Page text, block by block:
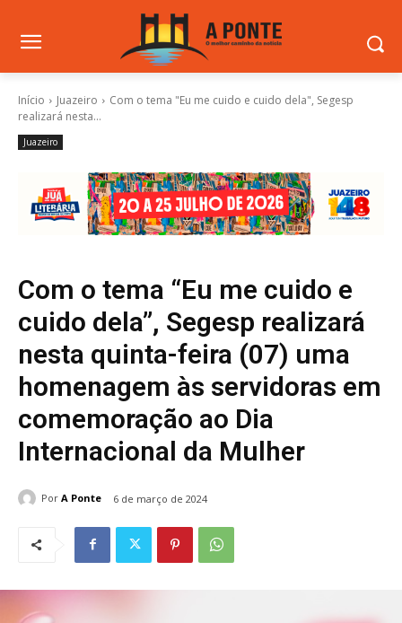
Início Juazeiro
Com o tema "Eu me cuido e cuido dela", Segesp
realizará nesta...
Juazeiro
Com o tema “Eu me cuido e
cuido dela”, Segesp realizará
nesta quinta-feira (07) uma
homenagem às servidoras em
comemoração ao Dia
Internacional da Mulher
Por A Ponte 6 de março de 2024